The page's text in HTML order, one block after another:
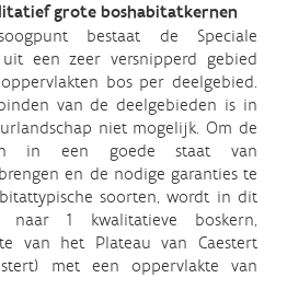
grote boshabitatkernen
bestaat de Speciale
uit een zeer versnipperd gebied
bos per deelgebied.
van de deelgebieden is in
niet mogelijk. Om de
in een goede staat van
en de nodige garanties te
soorten, wordt in dit
naar 1 kwalitatieve boskern,
van het Plateau van Caestert
met een oppervlakte van